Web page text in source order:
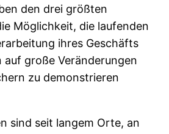
den drei größten
Möglichkeit, die laufenden
ihres Geschäfts
auf große Veränderungen
zu demonstrieren
sind seit langem Orte, an